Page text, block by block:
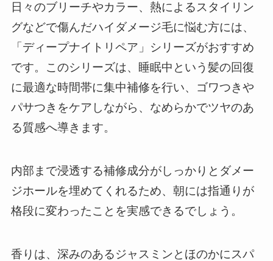
日々のブリーチやカラー、熱によるスタイリン
グなどで傷んだハイダメージ毛に悩む方には、
「ディープナイトリペア」シリーズがおすすめ
です。このシリーズは、睡眠中という髪の回復
に最適な時間帯に集中補修を行い、ゴワつきや
パサつきをケアしながら、なめらかでツヤのあ
る質感へ導きます。
内部まで浸透する補修成分がしっかりとダメー
ジホールを埋めてくれるため、朝には指通りが
格段に変わったことを実感できるでしょう。
香りは、深みのあるジャスミンとほのかにスパ